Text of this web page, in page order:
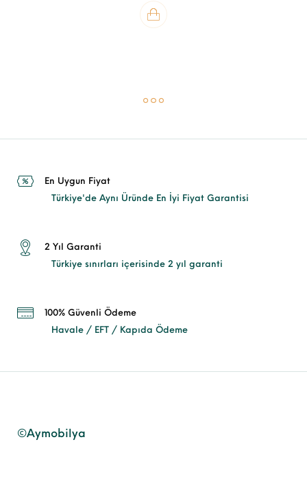
En Uygun Fiyat
Türkiye'de Aynı Üründe En İyi Fiyat Garantisi
2 Yıl Garanti
Türkiye sınırları içerisinde 2 yıl garanti
100% Güvenli Ödeme
Havale / EFT / Kapıda Ödeme
©Aymobilya